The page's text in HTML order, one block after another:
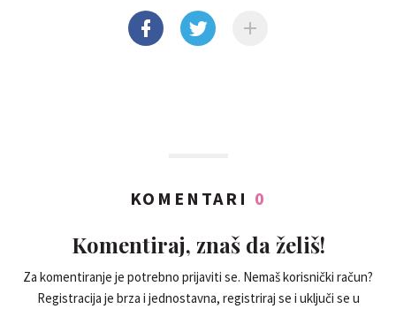
KOMENTARI 0
Komentiraj, znaš da želiš!
Za komentiranje je potrebno prijaviti se. Nemaš korisnički račun?
Registracija je brza i jednostavna, registriraj se i uključi se u